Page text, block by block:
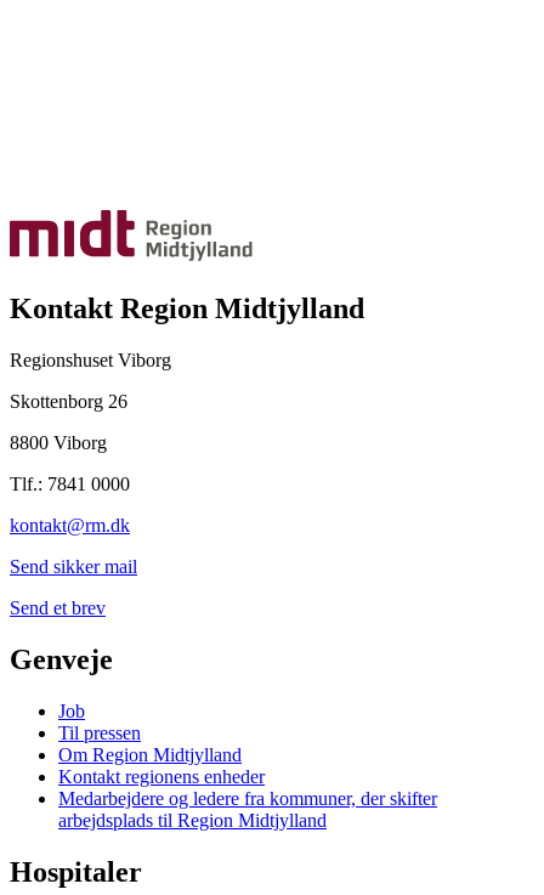
Kontakt Region Midtjylland
Regionshuset Viborg
Skottenborg 26
8800 Viborg
Tlf.: 7841 0000
kontakt@rm.dk
Send sikker mail
Send et brev
Genveje
Job
Til pressen
Om Region Midtjylland
Kontakt regionens enheder
Medarbejdere og ledere fra kommuner, der skifter
arbejdsplads til Region Midtjylland
Hospitaler